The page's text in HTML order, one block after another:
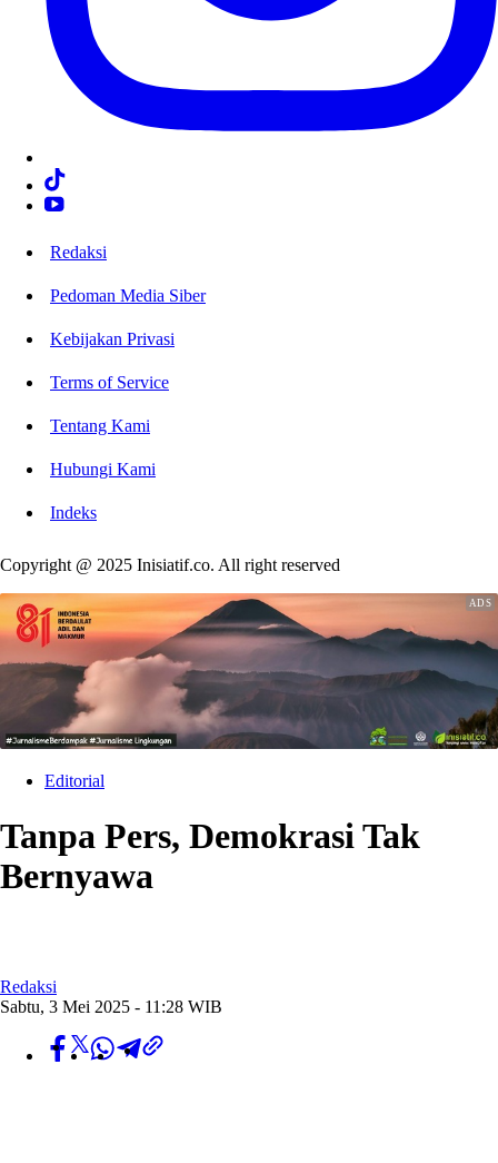
Redaksi
Pedoman Media Siber
Kebijakan Privasi
Terms of Service
Tentang Kami
Hubungi Kami
Indeks
Copyright @ 2025 Inisiatif.co. All right reserved
Editorial
Tanpa Pers, Demokrasi Tak
Bernyawa
Redaksi
Sabtu, 3 Mei 2025 - 11:28 WIB